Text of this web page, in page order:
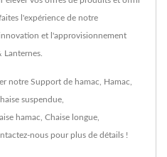
l'expérience de notre
et l'approvisionnement
Lanternes.
notre Support de hamac, Hamac,
suspendue,
hamac, Chaise longue,
nous pour plus de détails !